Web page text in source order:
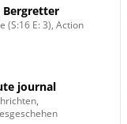
Bergretter
(S:16 E: 3), Action
journal